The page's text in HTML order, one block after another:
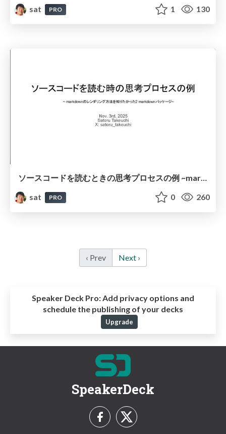
sat
PRO 1 130
ソースコードを読むときの思考プロセスの例 ~markdownのレンダリング方法を知りたかった2 markdownパッケージ~
sat
PRO 0 260
‹ Prev Next ›
Speaker Deck Pro: Add privacy options and
schedule the publishing of your decks
Upgrade
SpeakerDeck